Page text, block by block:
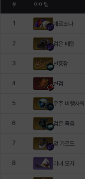
# 아이템
1 페르소나
2 검은 베일
3 천룡잠
4 변검
5 우주 비행사
6 검은 죽음
7 앙 가르드
8 마녀 모자